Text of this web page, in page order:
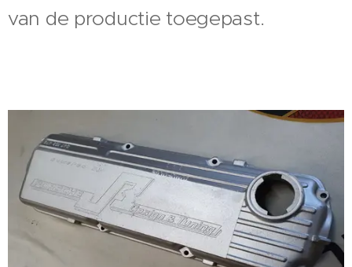
van de productie toegepast.